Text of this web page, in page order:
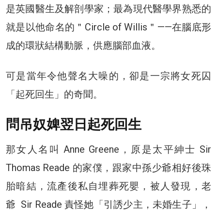
是英國醫生及解剖學家；最為現代醫學界熟悉的
就是以他命名的＂Circle of Willis＂——在腦底形
成的環狀結構動脈，供應腦部血液。
可是當年令他聲名大噪的，卻是一宗將女死囚
「起死回生」的奇聞。
問吊奴婢翌日起死回生
那女人名叫 Anne Greene，原是太平紳士 Sir
Thomas Reade 的家僕，跟家中孫少爺相好後珠
胎暗結，流產後私自埋葬死嬰，被人發現，老
爺 Sir Reade 責怪她「引誘少主，未婚生子」，